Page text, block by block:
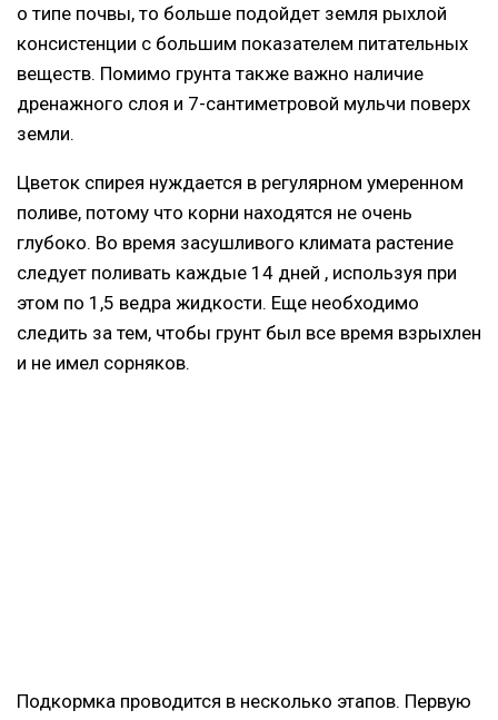
о типе почвы, то больше подойдет земля рыхлой
консистенции с большим показателем питательных
веществ. Помимо грунта также важно наличие
дренажного слоя и 7-сантиметровой мульчи поверх
земли.
Цветок спирея нуждается в регулярном умеренном
поливе, потому что корни находятся не очень
глубоко. Во время засушливого климата растение
следует поливать каждые 14 дней , используя при
этом по 1,5 ведра жидкости. Еще необходимо
следить за тем, чтобы грунт был все время взрыхлен
и не имел сорняков.
Подкормка проводится в несколько этапов. Первую